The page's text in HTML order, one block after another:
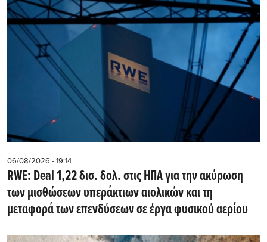
06/08/2026 - 19:14
RWE: Deal 1,22 δισ. δολ. στις ΗΠΑ για την ακύρωση
των μισθώσεων υπεράκτιων αιολικών και τη
μεταφορά των επενδύσεων σε έργα φυσικού αερίου